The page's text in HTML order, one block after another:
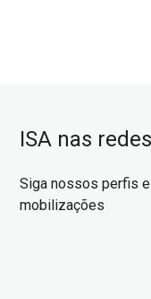
ISA nas redes
Siga nossos perfis
mobilizações